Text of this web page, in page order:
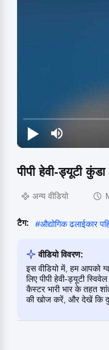
पीपी हेवी-ड्यूटी
अन्य वीडियो
टैग: #औद्योगिक ढलाईकार
वीडियो विवरण:
इस वीडियो में, हम आपको
लिए पीपी हेवी-ड्यूटी
कैस्टर भारी भार के तहत
की खोज करें, और देखें कि